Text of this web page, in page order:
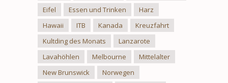
Eifel
Essen und Trinken
Harz
Hawaii
ITB Kanada
Kreuzfahrt
Kultding des Monats
Lanzarote
Lavahöhlen
Melbourne
Mittelalter
New Brunswick
Norwegen